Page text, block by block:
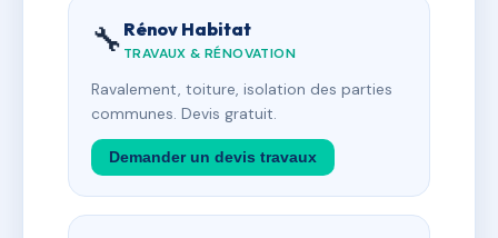
🔧 Rénov Habitat
TRAVAUX & RÉNOVATION
Ravalement, toiture, isolation des parties
communes. Devis gratuit.
Demander un devis travaux